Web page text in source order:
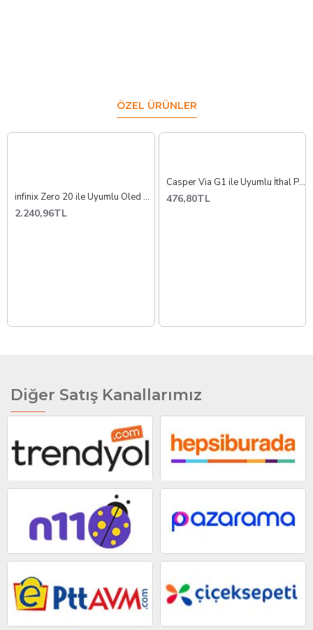
ÖZEL ÜRÜNLER
infinix Zero 20 ile Uyumlu Oled Lcd Ekran Dokunmatik x6821
2.240,96TL
Casper Via G1 ile Uyumlu İthal Pil Batarya
476,80TL
Diğer Satış Kanallarımız